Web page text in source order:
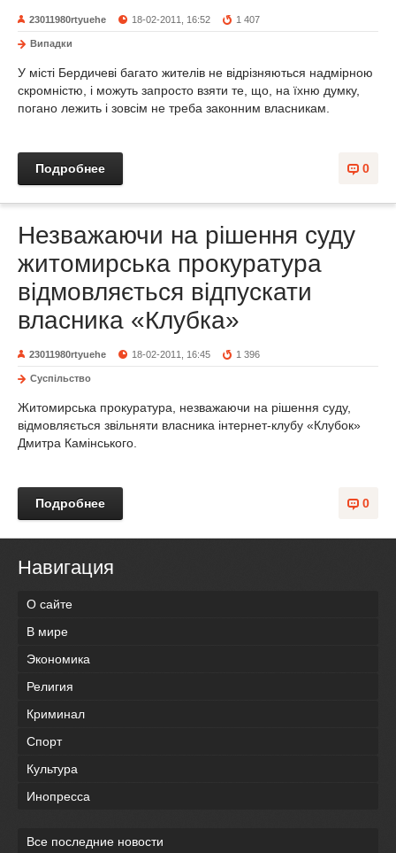
23011980rtyuehe 18-02-2011, 16:52 1 407
Випадки
У місті Бердичеві багато жителів не відрізняються надмірною
скромністю, і можуть запросто взяти те, що, на їхню думку,
погано лежить і зовсім не треба законним власникам.
0
Подробнее
Незважаючи на рішення суду
житомирська прокуратура
відмовляється відпускати
власника «Клубка»
23011980rtyuehe 18-02-2011, 16:45 1 396
Суспільство
Житомирська прокуратура, незважаючи на рішення суду,
відмовляється звільняти власника інтернет-клубу «Клубок»
Дмитра Камінського.
0
Подробнее
Навигация
О сайте
В мире
Экономика
Религия
Криминал
Спорт
Культура
Инопресса
Все последние новости